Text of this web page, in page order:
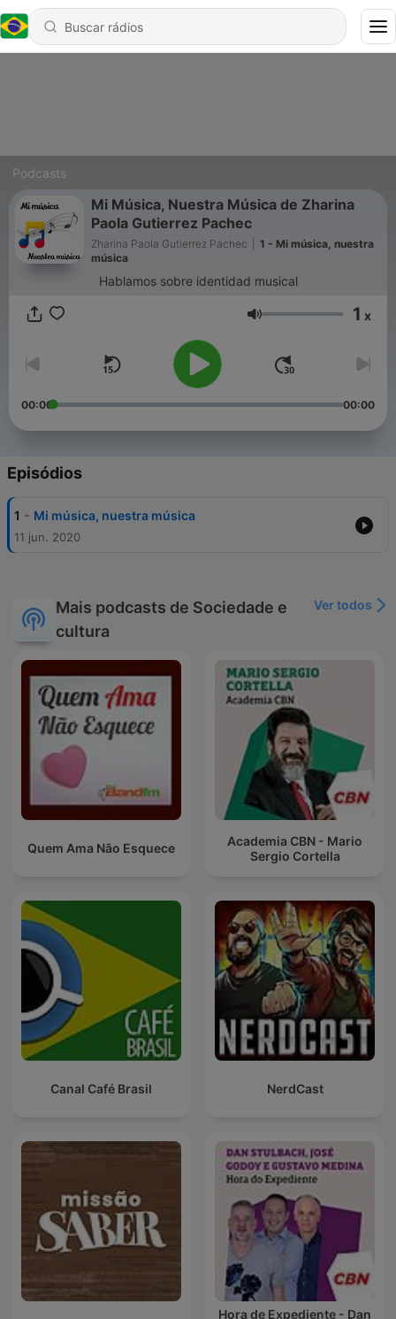
Podcasts
Mi Música, Nuestra Música de Zharina
Paola Gutierrez Pachec
Zharina Paola Gutierrez Pachec
1 - Mi música, nuestra
música
Hablamos sobre identidad musical
Volume 1 x
00:00 00:00
Episódios
1 - Mi música, nuestra música
11 jun. 2020
Mais podcasts de Sociedade e
cultura
Ver todos
Quem Ama Não Esquece
Academia CBN - Mario
Sergio Cortella
Canal Café Brasil NerdCast
Hora de Expediente - Dan